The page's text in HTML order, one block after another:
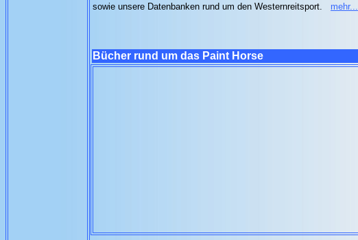
sowie unsere Datenbanken rund um den Westernreitsport.
mehr...
Bücher rund um das Paint Horse